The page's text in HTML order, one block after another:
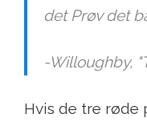
det Prøv det
-Willoughby, "
Hvis de tre røde